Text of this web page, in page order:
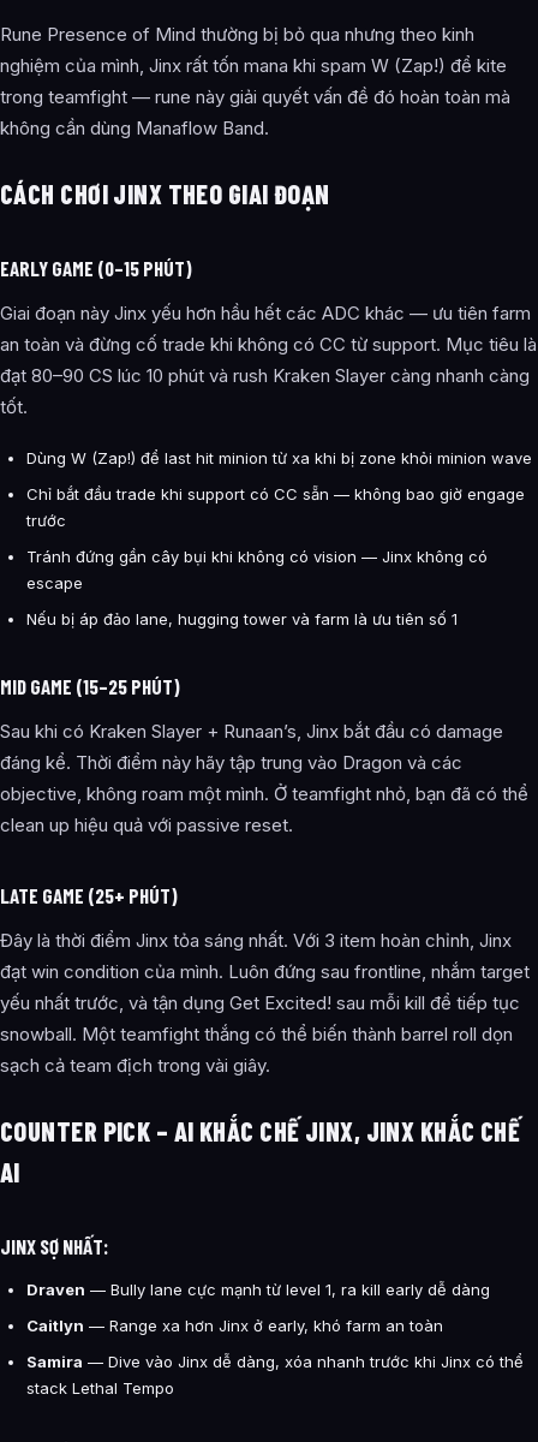
Rune Presence of Mind thường bị bỏ qua nhưng theo kinh
nghiệm của mình, Jinx rất tốn mana khi spam W (Zap!) để kite
trong teamfight — rune này giải quyết vấn đề đó hoàn toàn mà
không cần dùng Manaflow Band.
CÁCH CHƠI JINX THEO GIAI ĐOẠN
EARLY GAME (0–15 PHÚT)
Giai đoạn này Jinx yếu hơn hầu hết các ADC khác — ưu tiên farm
an toàn và đừng cố trade khi không có CC từ support. Mục tiêu là
đạt 80–90 CS lúc 10 phút và rush Kraken Slayer càng nhanh càng
tốt.
Dùng W (Zap!) để last hit minion từ xa khi bị zone khỏi minion wave
Chỉ bắt đầu trade khi support có CC sẵn — không bao giờ engage
trước
Tránh đứng gần cây bụi khi không có vision — Jinx không có
escape
Nếu bị áp đảo lane, hugging tower và farm là ưu tiên số 1
MID GAME (15–25 PHÚT)
Sau khi có Kraken Slayer + Runaan’s, Jinx bắt đầu có damage
đáng kể. Thời điểm này hãy tập trung vào Dragon và các
objective, không roam một mình. Ở teamfight nhỏ, bạn đã có thể
clean up hiệu quả với passive reset.
LATE GAME (25+ PHÚT)
Đây là thời điểm Jinx tỏa sáng nhất. Với 3 item hoàn chỉnh, Jinx
đạt win condition của mình. Luôn đứng sau frontline, nhắm target
yếu nhất trước, và tận dụng Get Excited! sau mỗi kill để tiếp tục
snowball. Một teamfight thắng có thể biến thành barrel roll dọn
sạch cả team địch trong vài giây.
COUNTER PICK – AI KHẮC CHẾ JINX, JINX KHẮC CHẾ
AI
JINX SỢ NHẤT:
Draven — Bully lane cực mạnh từ level 1, ra kill early dễ dàng
Caitlyn — Range xa hơn Jinx ở early, khó farm an toàn
Samira — Dive vào Jinx dễ dàng, xóa nhanh trước khi Jinx có thể
stack Lethal Tempo